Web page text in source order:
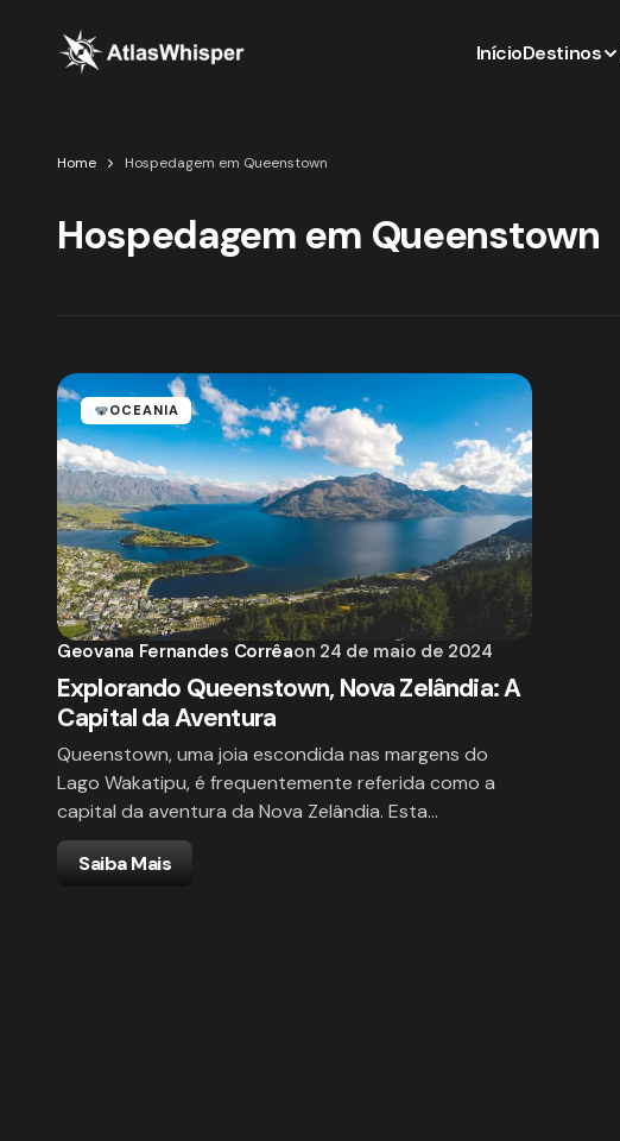
InícioDestinos
Home Hospedagem em Queenstown
Hospedagem em Queenstown
OCEANIA
Geovana Fernandes Corrêaon 24 de maio de 2024
Explorando Queenstown, Nova Zelândia: A
Capital da Aventura
Queenstown, uma joia escondida nas margens do
Lago Wakatipu, é frequentemente referida como a
capital da aventura da Nova Zelândia. Esta…
Saiba Mais